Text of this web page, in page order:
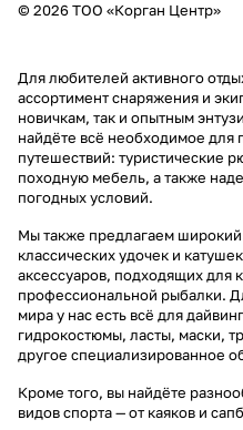
© 2026 ТОО «Корган Центр»
Для любителей активного
ассортимент снаряжения и
новичкам, так и опытным
найдёте всё необходимое для
путешествий: туристические
походную мебель, а также
погодных условий.
Мы также предлагаем
классических удочек и
аксессуаров, подходящих для
профессиональной рыбалки.
мира у нас есть всё для
гидрокостюмы, ласты, маски,
другое специализированное
Кроме того, вы найдёте
видов спорта — от каяков и